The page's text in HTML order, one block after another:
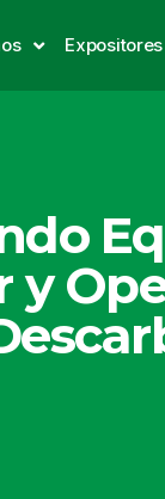
Expositores
y